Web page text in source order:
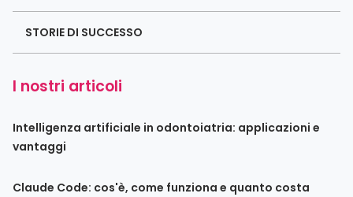
STORIE DI SUCCESSO
I nostri articoli
Intelligenza artificiale in odontoiatria: applicazioni e
vantaggi
Claude Code: cos'è, come funziona e quanto costa